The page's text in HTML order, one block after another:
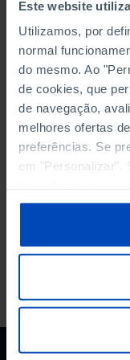
Este website
Utilizamos, por
normal
do mesmo. Ao
de cookies, que
de navegação,
melhores ofertas
preferências. Se
em "Personalizar".
1997
1998
1999
2000
2001
2002
2005
2007
Sources/Entities: INE,
Last updated: 2026-07-14
PORDATA IS A
SANTOS.
SUBSCRIBE